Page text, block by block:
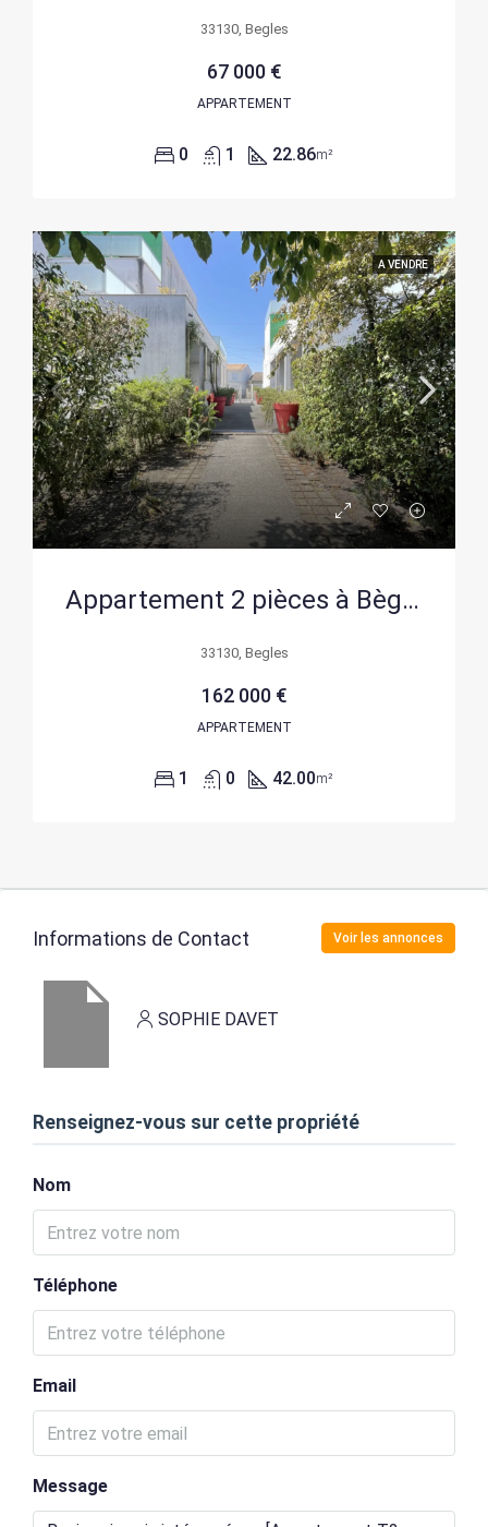
33130, Begles
67 000 €
APPARTEMENT
0 1 22.86m²
A VENDRE
Appartement 2 pièces à Bègles Mairie avec terrasse et parking
33130, Begles
162 000 €
APPARTEMENT
1 0 42.00m²
Informations de Contact Voir les annonces
SOPHIE DAVET
Renseignez-vous sur cette propriété
Nom
Téléphone
Email
Message